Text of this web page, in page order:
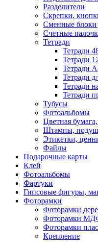
Разделители
Скрепки,
Сменные блоки
Счетные
Тетради
Тетради
Тетради
Тетради
Тетради
Тетради
Тетради
Тубусы
Фотоальбомы
Цветная
Штампы,
Этикетки,
Файлы
Подарочные карты
Клей
Фотоальбомы
Фартуки
Гипсовые фигуры,
Фоторамки
Фоторамки
Фоторамки
Фоторамки
Крепление